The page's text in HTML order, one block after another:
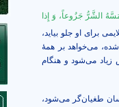
الشَّرُّ جَزُوعاً، وَ إِذا
‌برای او جلو بیاید،
می‌خواهد بر همۀ
زیاد می‌شود و هنگام
طغیان‌گر می‌شود،